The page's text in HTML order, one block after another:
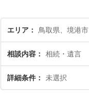
エリア 鳥取県、境港市
相談内容 相続・遺言
詳細条件 未選択